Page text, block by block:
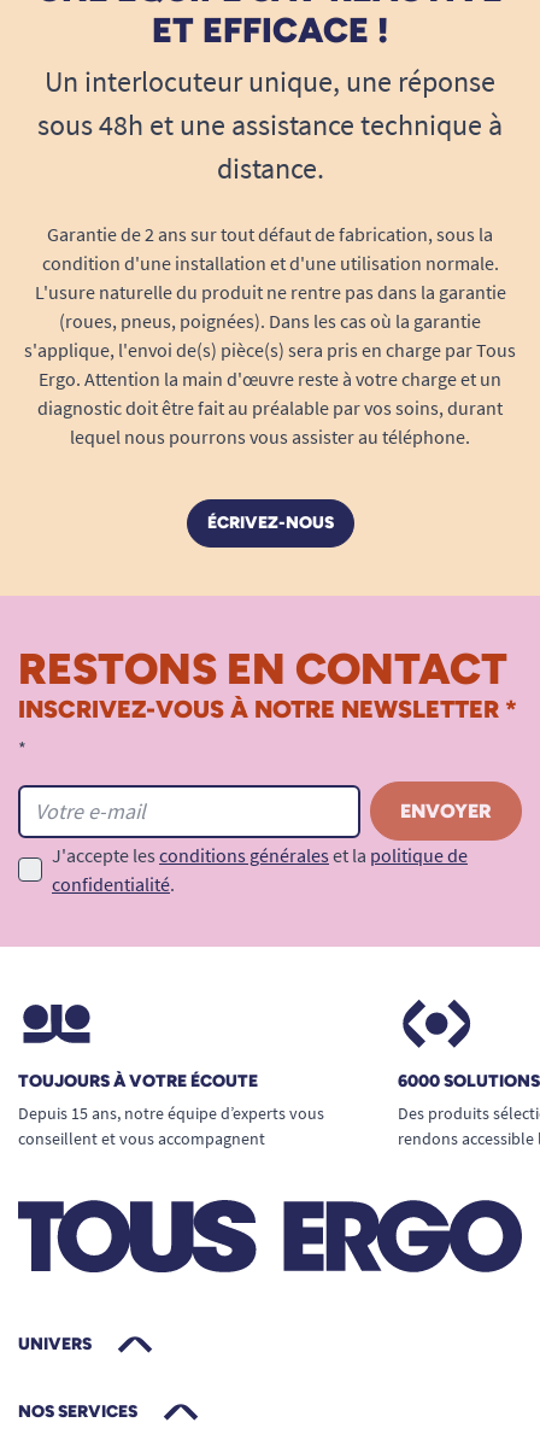
pratique ? Un grand merci par avance Antoine de Tous
Tous Ergo
A. Anonymous
1 2 3 4
ET EFFICACE !
Un interlocuteur unique, une réponse
sous 48h et une assistance technique à
distance.
Garantie de 2 ans sur tout défaut de fabrication, sous la
condition d'une installation et d'une utilisation normale.
L'usure naturelle du produit ne rentre pas dans la garantie
(roues, pneus, poignées). Dans les cas où la garantie
s'applique, l'envoi de(s) pièce(s) sera pris en charge par Tous
Ergo. Attention la main d'œuvre reste à votre charge et un
diagnostic doit être fait au préalable par vos soins, durant
lequel nous pourrons vous assister au téléphone.
ÉCRIVEZ-NOUS
RESTONS EN CONTACT
INSCRIVEZ-VOUS À NOTRE NEWSLETTER *
*
J'accepte les conditions générales et la politique de
confidentialité.
TOUJOURS À VOTRE ÉCOUTE
Depuis 15 ans, notre équipe d’experts vous
conseillent et vous accompagnent
6000
Des produits
rendons
UNIVERS
NOS SERVICES